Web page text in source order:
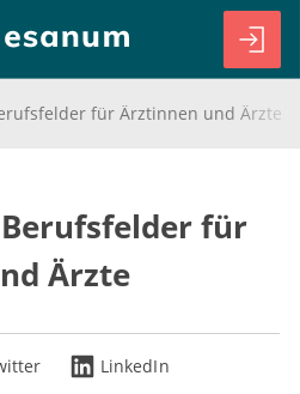
für Ärztinnen und Ärzte
für
Ärzte
LinkedIn